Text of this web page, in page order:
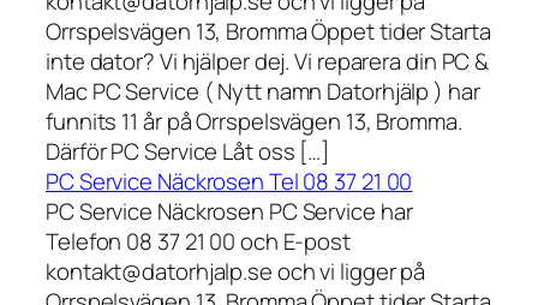
Orrspelsvägen 13, Bromma Öppet tider Starta
inte dator? Vi hjälper dej. Vi reparera din PC &
Mac PC Service ( Nytt namn Datorhjälp ) har
funnits 11 år på Orrspelsvägen 13, Bromma.
Därför PC Service Låt oss […]
PC Service Näckrosen Tel 08 37 21 00
PC Service Näckrosen PC Service har
Telefon 08 37 21 00 och E-post
kontakt@datorhjalp.se och vi ligger på